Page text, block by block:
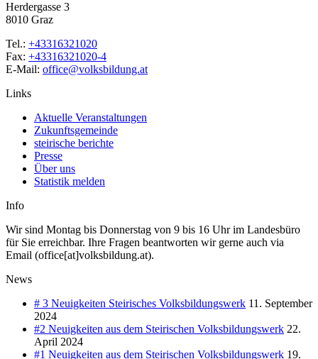
Herdergasse 3
8010 Graz
Tel.: +43316321020
Fax: +43316321020-4
E-Mail: office@volksbildung.at
Links
Aktuelle Veranstaltungen
Zukunftsgemeinde
steirische berichte
Presse
Über uns
Statistik melden
Info
Wir sind Montag bis Donnerstag von 9 bis 16 Uhr im Landesbüro
für Sie erreichbar. Ihre Fragen beantworten wir gerne auch via
Email (office[at]volksbildung.at).
News
# 3 Neuigkeiten Steirisches Volksbildungswerk 11. September
2024
#2 Neuigkeiten aus dem Steirischen Volksbildungswerk 22.
April 2024
#1 Neuigkeiten aus dem Steirischen Volksbildungswerk 19.